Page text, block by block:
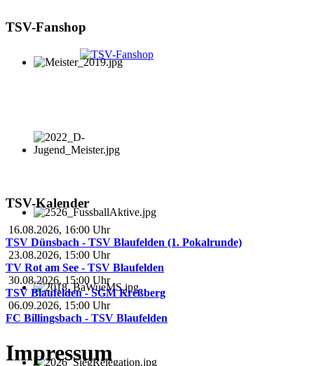
TSV-Fanshop
TSV-Kalender
16.08.2026, 16:00 Uhr
TSV Dünsbach - TSV Blaufelden (1. Pokalrunde)
23.08.2026, 15:00 Uhr
TV Rot am See - TSV Blaufelden
30.08.2026, 15:00 Uhr
TSV Blaufelden - SGM Kreßberg
06.09.2026, 15:00 Uhr
FC Billingsbach - TSV Blaufelden
Impressum